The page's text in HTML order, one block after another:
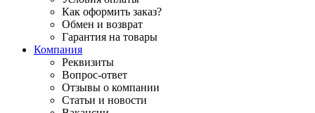
Как оформить заказ?
Обмен и возврат
Гарантия на товары
Компания
Реквизиты
Вопрос-ответ
Отзывы о компании
Статьи и новости